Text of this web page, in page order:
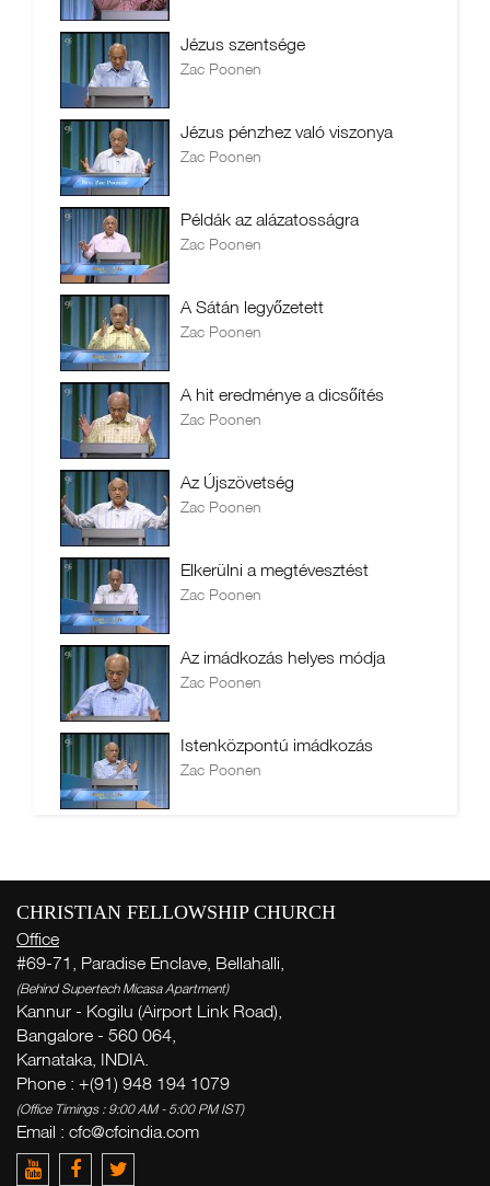
Jézus szentsége
Zac Poonen
Jézus pénzhez való viszonya
Zac Poonen
Példák az alázatosságra
Zac Poonen
A Sátán legyőzetett
Zac Poonen
A hit eredménye a dicsőítés
Zac Poonen
Az Újszövetség
Zac Poonen
Elkerülni a megtévesztést
Zac Poonen
Az imádkozás helyes módja
Zac Poonen
Istenközpontú imádkozás
Zac Poonen
CHRISTIAN FELLOWSHIP CHURCH
Office
#69-71, Paradise Enclave, Bellahalli,
(Behind Supertech Micasa Apartment)
Kannur - Kogilu (Airport Link Road),
Bangalore - 560 064,
Karnataka, INDIA.
Phone : +(91) 948 194 1079
(Office Timings : 9:00 AM - 5:00 PM IST)
Email : cfc@cfcindia.com